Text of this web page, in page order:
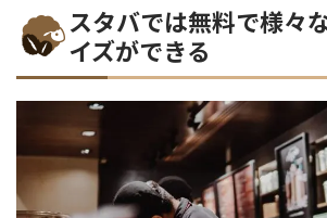
スタバでは無料で様々
イズができる